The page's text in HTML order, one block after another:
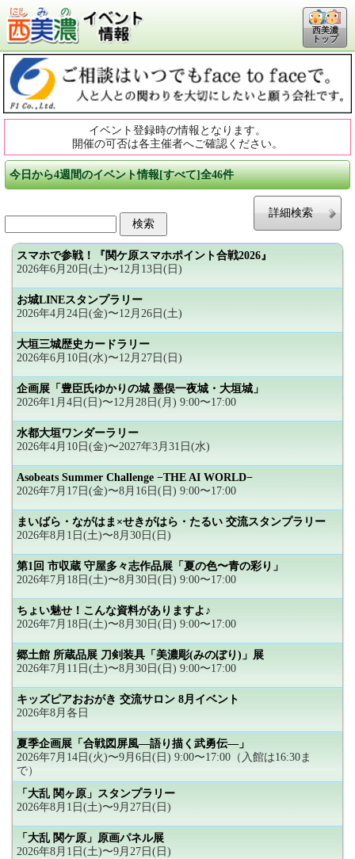
西美濃
トップ
イベント登録時の情報となります。
開催の可否は各主催者へご確認ください。
今日から4週間のイベント情報[すべて]全46件
詳細検索
スマホで参戦！『関ケ原スマホポイント合戦2026』
2026年6月20日(土)〜12月13日(日)
お城LINEスタンプラリー
2026年4月24日(金)〜12月26日(土)
大垣三城歴史カードラリー
2026年6月10日(水)〜12月27日(日)
企画展「豊臣氏ゆかりの城 墨俣一夜城・大垣城」
2026年1月4日(日)〜12月28日(月) 9:00〜17:00
水都大垣ワンダーラリー
2026年4月10日(金)〜2027年3月31日(水)
Asobeats Summer Challenge −THE AI WORLD−
2026年7月17日(金)〜8月16日(日) 9:00〜17:00
まいばら・ながはま×せきがはら・たるい 交流スタンプラリー
2026年8月1日(土)〜8月30日(日)
第1回 市収蔵 守屋多々志作品展「夏の色〜青の彩り」
2026年7月18日(土)〜8月30日(日) 9:00〜17:00
ちょい魅せ！こんな資料がありますよ♪
2026年7月18日(土)〜8月30日(日) 9:00〜17:00
郷土館 所蔵品展 刀剣装具「美濃彫(みのぼり)」展
2026年7月11日(土)〜8月30日(日) 9:00〜17:00
キッズピアおおがき 交流サロン 8月イベント
2026年8月各日
夏季企画展「合戦図屏風―語り描く武勇伝―」
2026年7月14日(火)〜9月6日(日) 9:00〜17:00（入館は16:30ま
で）
「大乱 関ヶ原」スタンプラリー
2026年8月1日(土)〜9月27日(日)
「大乱 関ケ原」原画パネル展
2026年8月1日(土)〜9月27日(日)